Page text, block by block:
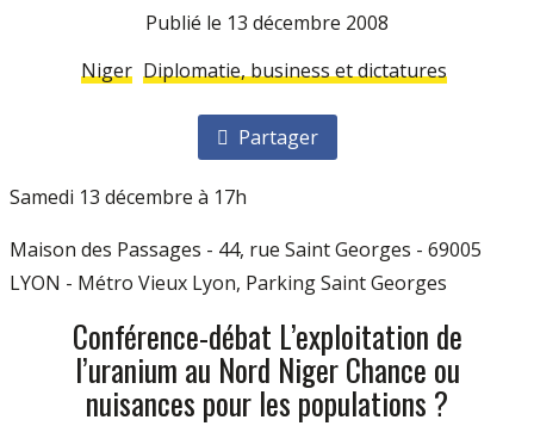
Publié le 13 décembre 2008
Niger Diplomatie, business et dictatures
Partager
Samedi 13 décembre à 17h
Maison des Passages - 44, rue Saint Georges - 69005
LYON - Métro Vieux Lyon, Parking Saint Georges
Conférence-débat L’exploitation de
l’uranium au Nord Niger Chance ou
nuisances pour les populations ?